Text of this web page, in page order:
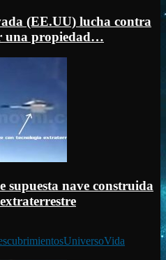
(EE.UU) lucha contra
una propiedad…
supuesta nave construida
UniversoVida